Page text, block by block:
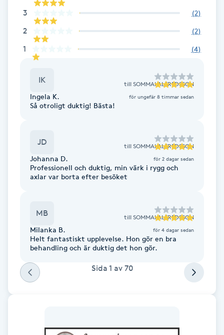
Fotsvamp
Fotvård
Fransborttagning
Fransförlängning Megavolym
Fransk manikyr
Fransrengöring
Frekvensterapi
3 (2)
2 (2)
1 (4)
IK till SOMMAI ALFREDSSON
Ingela K. för ungefär 8 timmar sedan
Så otroligt duktig! Bästa!
JD till SOMMAI ALFREDSSON
Johanna D. för 2 dagar sedan
Professionell och duktig, min värk i rygg och
axlar var borta efter besöket
MB till SOMMAI ALFREDSSON
Milanka B. för 4 dagar sedan
Helt fantastiskt upplevelse. Hon gör en bra
behandling och är duktig det hon gör.
Sida 1 av 70